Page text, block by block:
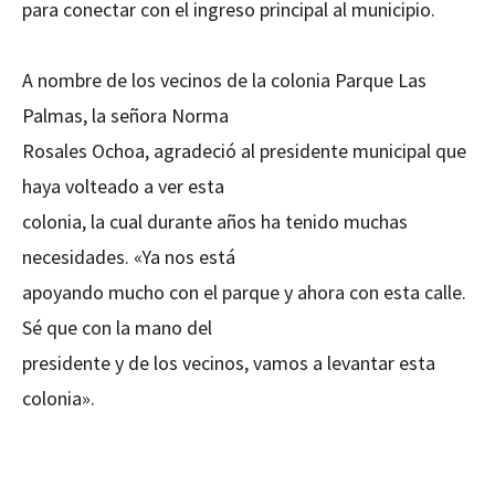
para conectar con el ingreso principal al municipio.
A nombre de los vecinos de la colonia Parque Las
Palmas, la señora Norma
Rosales Ochoa, agradeció al presidente municipal que
haya volteado a ver esta
colonia, la cual durante años ha tenido muchas
necesidades. «Ya nos está
apoyando mucho con el parque y ahora con esta calle.
Sé que con la mano del
presidente y de los vecinos, vamos a levantar esta
colonia».